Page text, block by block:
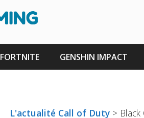
FORTNITE GENSHIN IMPACT
L'actualité Call of Duty >